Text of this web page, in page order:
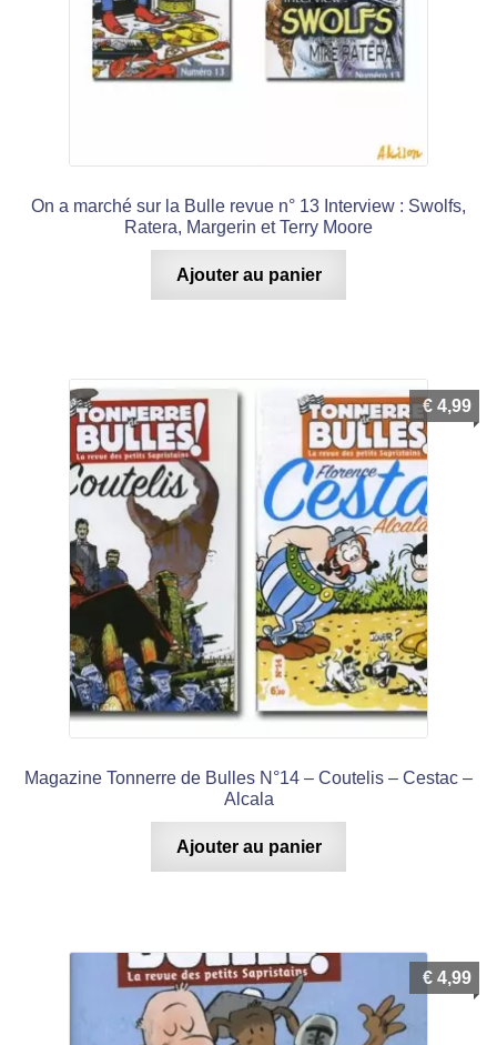
On a marché sur la Bulle revue n° 13 Interview : Swolfs,
Ratera, Margerin et Terry Moore
Ajouter au panier
Magazine Tonnerre de Bulles N°14 – Coutelis – Cestac –
Alcala
€ 4,99
Ajouter au panier
€ 4,99